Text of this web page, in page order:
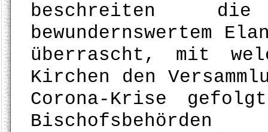
beschreiten
bewundernswertem
überrascht, mit
Kirchen den
Corona-Krise